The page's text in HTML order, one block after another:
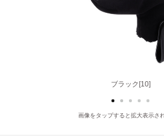
ブラック[10]
グレー[20]
画像をタップすると拡大表示さ